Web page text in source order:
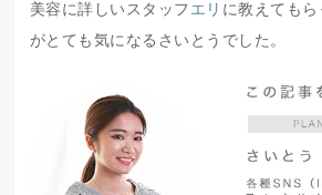
美容に詳しいスタッフ エリ に教えても
がとても気になるさいとうでした。